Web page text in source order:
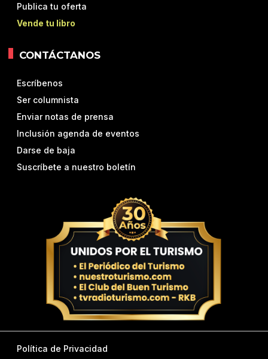
Publica tu oferta
Vende tu libro
CONTÁCTANOS
Escríbenos
Ser columnista
Enviar notas de prensa
Inclusión agenda de eventos
Darse de baja
Suscríbete a nuestro boletín
Política de Privacidad